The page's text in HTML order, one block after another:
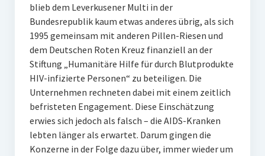
blieb dem Leverkusener Multi in der
Bundesrepublik kaum etwas anderes übrig, als sich
1995 gemeinsam mit anderen Pillen-Riesen und
dem Deutschen Roten Kreuz finanziell an der
Stiftung „Humanitäre Hilfe für durch Blutprodukte
HIV-infizierte Personen“ zu beteiligen. Die
Unternehmen rechneten dabei mit einem zeitlich
befristeten Engagement. Diese Einschätzung
erwies sich jedoch als falsch – die AIDS-Kranken
lebten länger als erwartet. Darum gingen die
Konzerne in der Folge dazu über, immer wieder um